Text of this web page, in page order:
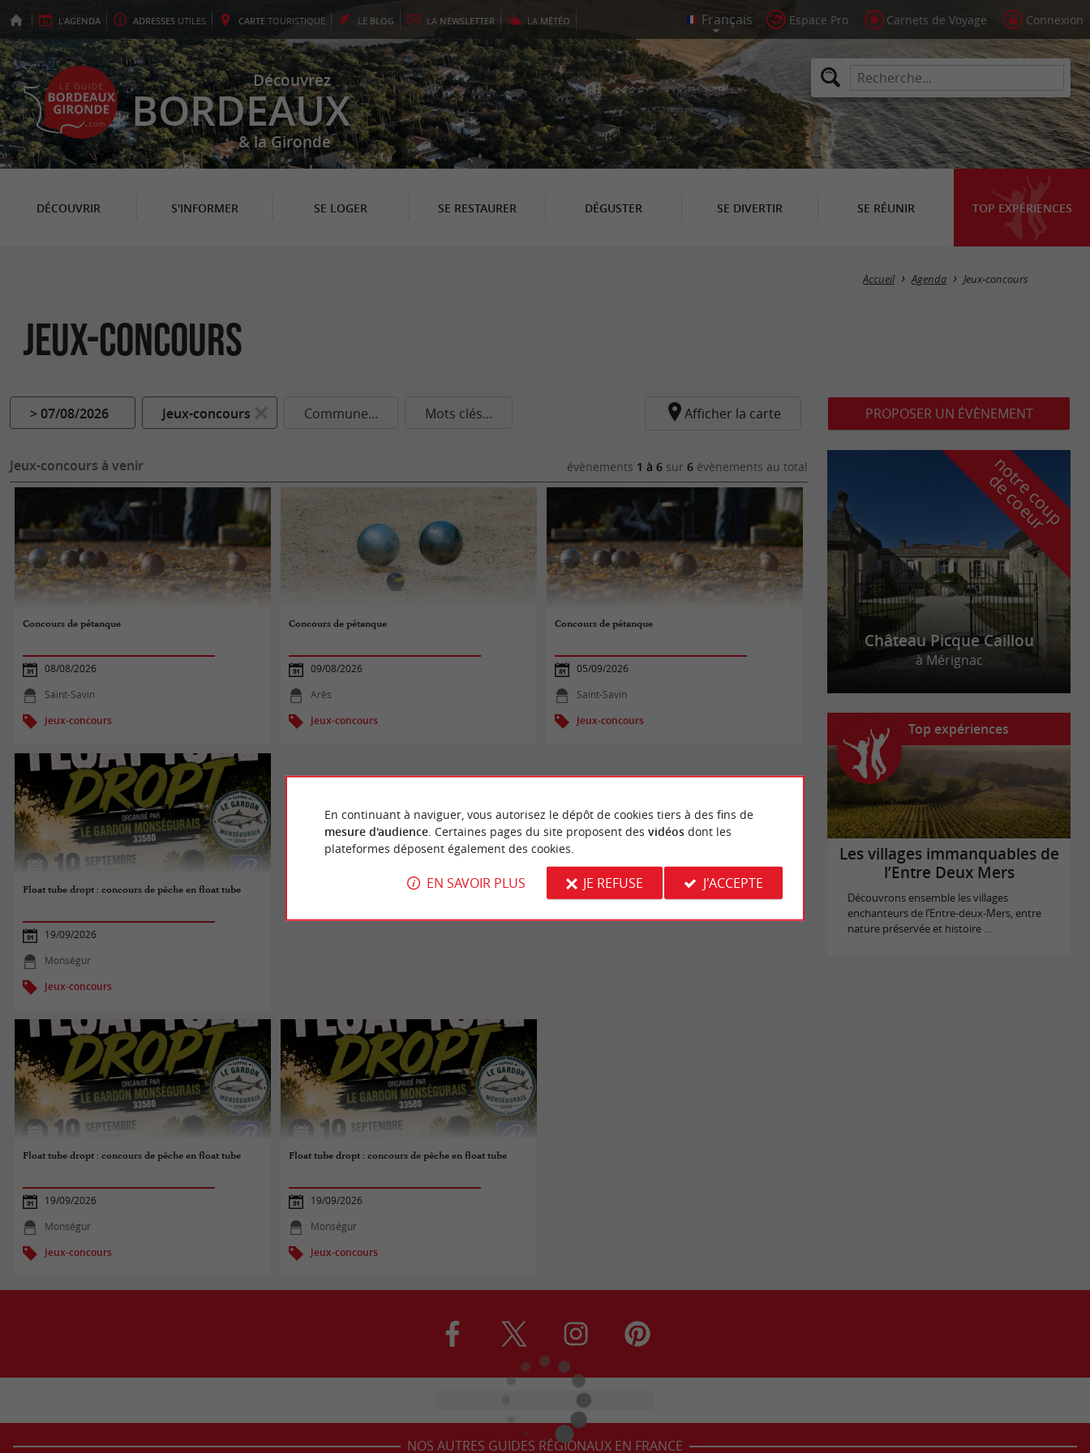
L'AGENDA ADRESSES UTILES CARTE TOURISTIQUE LE BLOG LA NEWSLETTER LA MÉTÉO Espace Pro Carnets de Voyage Connexion
Découvrez
BORDEAUX
& la Gironde
DÉCOUVRIR S'INFORMER SE LOGER SE RESTAURER DÉGUSTER SE DIVERTIR SE RÉUNIR TOP EXPÉRIENCES
Masquer la carte
Accueil Agenda Jeux-concours
Jeux-concours
> 07/08/2026 Jeux-concours Commune... Mots clés... Afficher la carte
Jeux-concours à venir évènements 1 à 6 sur 6 évènements au total
Concours de pétanque
08/08/2026
Saint-Savin
Jeux-concours
Concours de pétanque
09/08/2026
Arès
Jeux-concours
Concours de pétanque
05/09/2026
Saint-Savin
Jeux-concours
Float tube dropt : concours de pêche en float tube
19/09/2026
Monségur
Jeux-concours
Float tube dropt : concours de pêche en float tube
19/09/2026
Monségur
Jeux-concours
Float tube dropt : concours de pêche en float tube
19/09/2026
Monségur
Jeux-concours
PROPOSER UN ÉVÈNEMENT
n
o
t
r
e
c
o
u
p
d
e
c
o
e
u
r
Château Picque Caillou
à Mérignac
Top expériences
Les villages immanquables de
l’Entre Deux Mers
Découvrons ensemble les villages
enchanteurs de l’Entre-deux-Mers, entre
nature préservée et histoire ...
NOS AUTRES GUIDES RÉGIONAUX EN FRANCE
En continuant à naviguer, vous autorisez le dépôt de cookies tiers à des fins de
mesure d'audience. Certaines pages du site proposent des vidéosdont les
plateformes déposent également des cookies.
EN SAVOIR PLUS JE REFUSE J'ACCEPTE